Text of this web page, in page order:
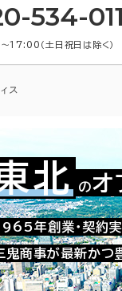
534-011
17:00（土日祝日は除く）
ス
北 のオ
年創業・契約
鬼商事が最新かつ